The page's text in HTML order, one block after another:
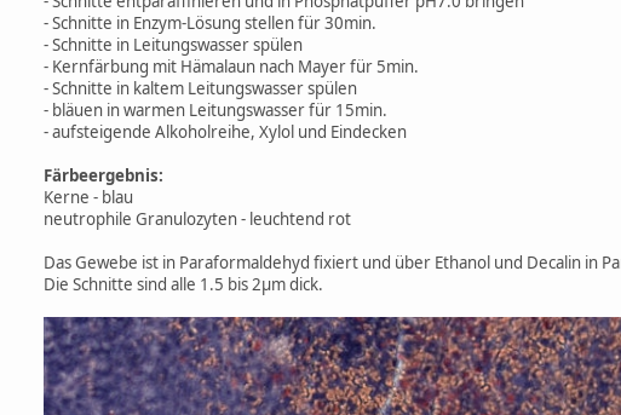
- Schnitte in Enzym-Lösung stellen für 30min.
- Schnitte in Leitungswasser spülen
- Kernfärbung mit Hämalaun nach Mayer für 5min.
- Schnitte in kaltem Leitungswasser spülen
- bläuen in warmen Leitungswasser für 15min.
- aufsteigende Alkoholreihe, Xylol und Eindecken
Färbeergebnis:
Kerne - blau
neutrophile Granulozyten - leuchtend rot
Das Gewebe ist in Paraformaldehyd fixiert und über Ethanol und Decalin in
Die Schnitte sind alle 1.5 bis 2µm dick.